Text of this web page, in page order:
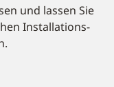
und lassen Sie
Installations-